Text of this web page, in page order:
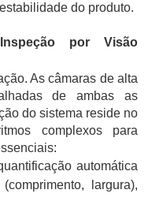
do produto.
por Visão
As câmaras de alta
de ambas as
do sistema reside no
complexos para
automática
largura),